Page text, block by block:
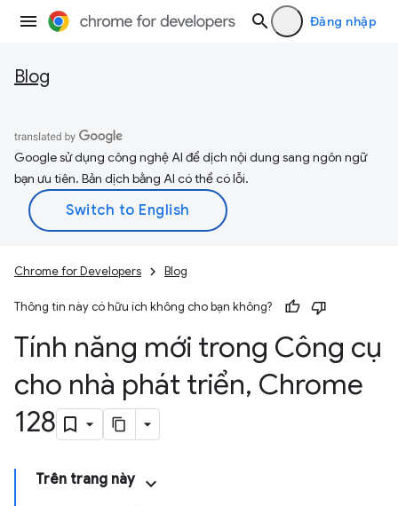
Đăng nhập
Blog
Google sử dụng công nghệ AI để dịch nội dung sang ngôn ngữ
bạn ưu tiên. Bản dịch bằng AI có thể có lỗi.
Chrome for Developers Blog
Thông tin này có hữu ích không cho bạn không?
Tính năng mới trong Công cụ
cho nhà phát triển, Chrome
128
Trên trang này